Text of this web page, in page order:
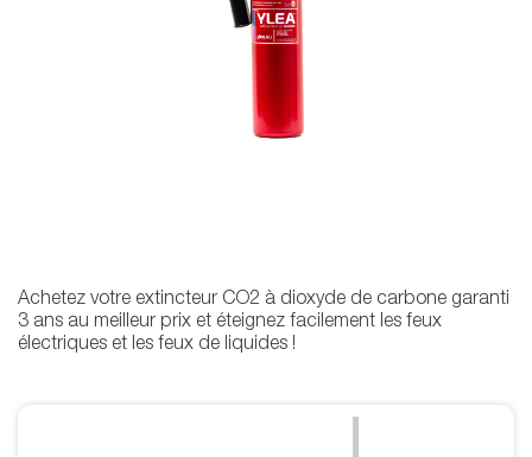
Achetez votre extincteur CO2 à dioxyde de carbone garanti
3 ans au meilleur prix et éteignez facilement les feux
électriques et les feux de liquides !